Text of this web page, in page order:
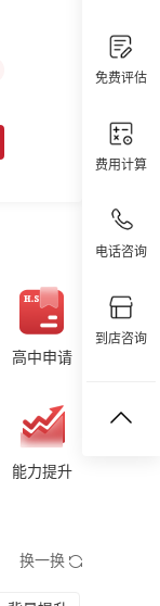
免费评估
费用计算
电话咨询
到店咨询
高中申请
能力提升
换一换